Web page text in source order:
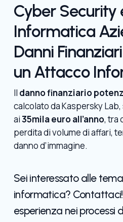
Cyber Security
Informatica
Danni
un Attacco
Il danno finanziario
calcolato da Kaspersky
ai35mila euro all’anno, tra
perdita di volume di affari,
danno d’immagine.
Sei interessato alle
informatica?
esperienza nei processi